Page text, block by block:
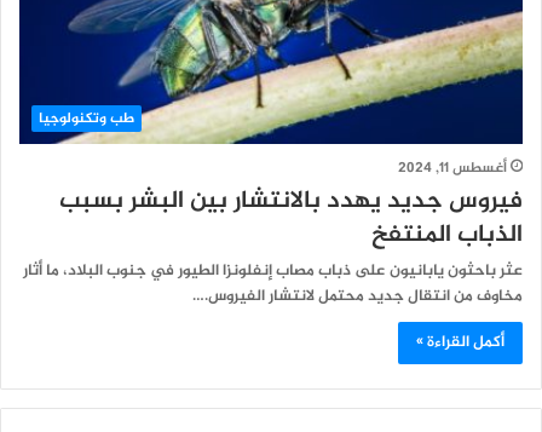
طب وتكنولوجيا
أغسطس 11, 2024
فيروس جديد يهدد بالانتشار بين البشر بسبب
الذباب المنتفخ
عثر باحثون يابانيون على ذباب مصاب إنفلونزا الطيور في جنوب البلاد، ما أثار
مخاوف من انتقال جديد محتمل لانتشار الفيروس.…
أكمل القراءة »